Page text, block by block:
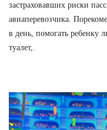
застраховавших риски
авиаперевозчика.
в день, помогать ребенку
туалет,.